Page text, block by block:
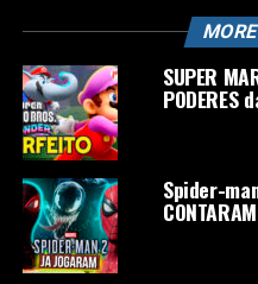
SUPER
PODERES
Spider-